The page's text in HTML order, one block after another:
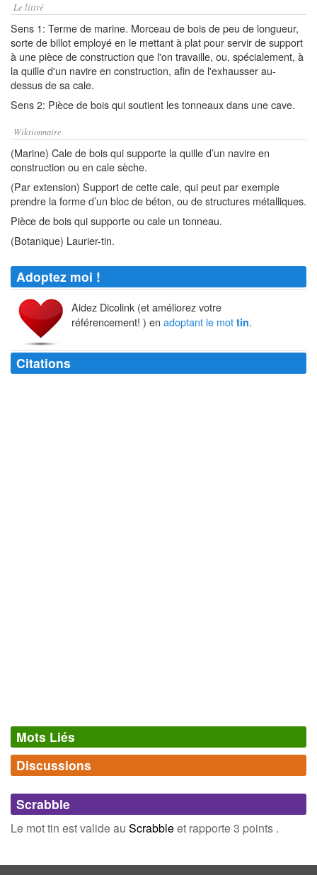
Le littré
Sens 1: Terme de marine. Morceau de bois de peu de longueur,
sorte de billot employé en le mettant à plat pour servir de support
à une pièce de construction que l'on travaille, ou, spécialement, à
la quille d'un navire en construction, afin de l'exhausser au-
dessus de sa cale.
Sens 2: Pièce de bois qui soutient les tonneaux dans une cave.
Wiktionnaire
(Marine) Cale de bois qui supporte la quille d’un navire en
construction ou en cale sèche.
(Par extension) Support de cette cale, qui peut par exemple
prendre la forme d’un bloc de béton, ou de structures métalliques.
Pièce de bois qui supporte ou cale un tonneau.
(Botanique) Laurier-tin.
Adoptez moi !
Aidez Dicolink (et améliorez votre
référencement! ) en adoptant le mot tin.
Citations
Mots Liés
Synonymes(6)
Mots avec la même signification
calé
étai
béquille
chantier
Discussions
Connectez-vous inscrivez-vous
Scrabble
Le mot tin est valide au Scrabbleet rapporte 3 points .